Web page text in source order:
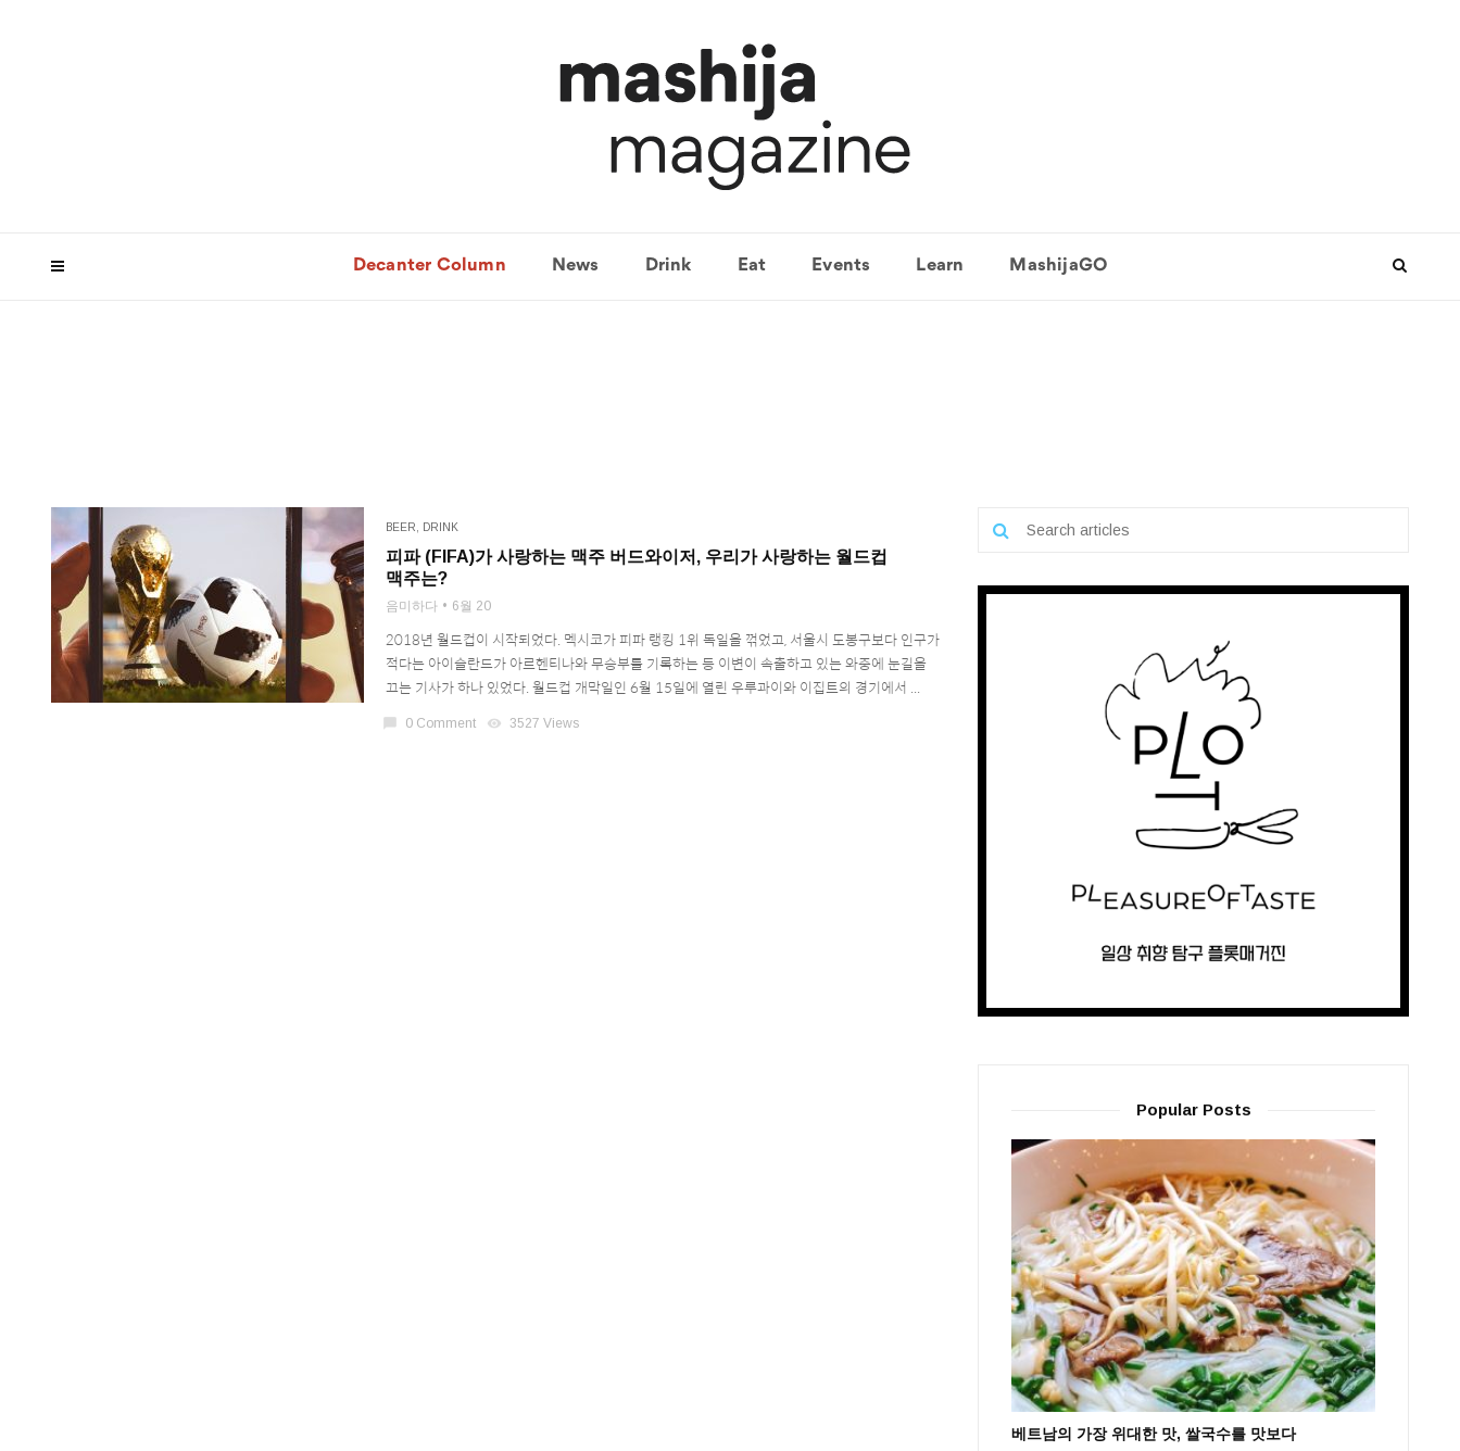
Decanter Column News Drink Eat Events Learn MashijaGO
BEER DRINK
피파 (FIFA)가 사랑하는 맥주 버드와이저, 우리가 사랑하는 월드컵
맥주는?
음미하다 6월 20
2018년 월드컵이 시작되었다. 멕시코가 피파 랭킹 1위 독일을 꺾었고, 서울시 도봉구보다 인구가
적다는 아이슬란드가 아르헨티나와 무승부를 기록하는 등 이변이 속출하고 있는 와중에 눈길을
끄는 기사가 하나 있었다. 월드컵 개막일인 6월 15일에 열린 우루과이와 이집트의 경기에서 ...
chat_bubble 0 Comment visibility 3527 Views
Popular Posts
베트남의 가장 위대한 맛, 쌀국수를 맛보다